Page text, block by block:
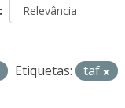
Etiquetas:
taf